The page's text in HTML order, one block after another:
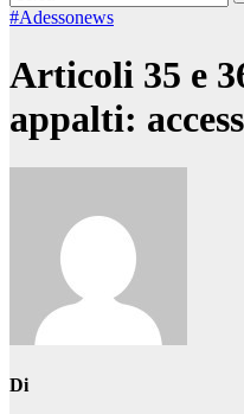
#Adessonews
Articoli 35 e
appalti:
Di